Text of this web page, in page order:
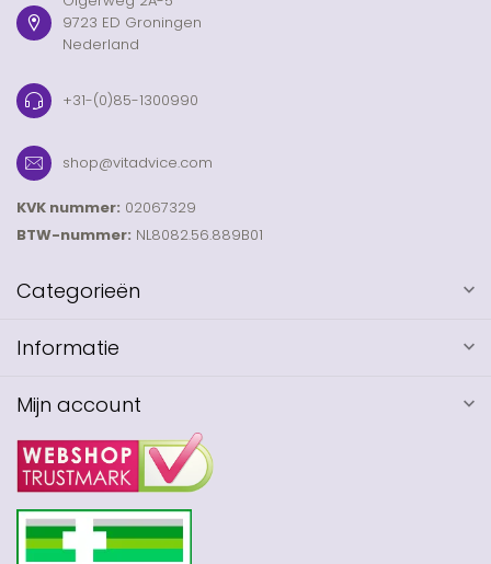
9723 ED Groningen
Nederland
+31-(0)85-1300990
shop@vitadvice.com
KVK nummer: 02067329
BTW-nummer: NL8082.56.889B01
Categorieën
Informatie
Mijn account